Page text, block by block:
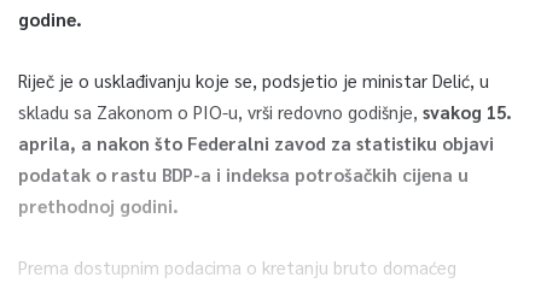
godine.
Riječ je o usklađivanju koje se, podsjetio je ministar Delić, u
skladu sa Zakonom o PIO-u, vrši redovno godišnje, svakog 15.
aprila, a nakon što Federalni zavod za statistiku objavi
podatak o rastu BDP-a i indeksa potrošačkih cijena u
prethodnoj godini.
Prema dostupnim podacima o kretanju bruto domaćeg